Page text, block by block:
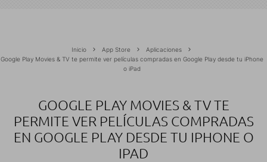
Inicio App Store
Aplicaciones
Google Play Movies & TV te permite ver películas compradas en Google Play desde tu iPhone
o iPad
GOOGLE PLAY MOVIES & TV TE
PERMITE VER PELÍCULAS COMPRADAS
EN GOOGLE PLAY DESDE TU IPHONE O
IPAD